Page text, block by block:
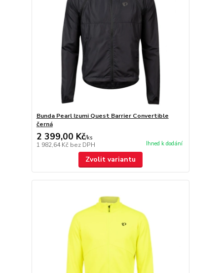
Bunda Pearl Izumi Quest Barrier Convertible
černá
2 399,00 Kč/ks
1 982,64 Kč bez DPH Ihned k dodání
Zvolit variantu